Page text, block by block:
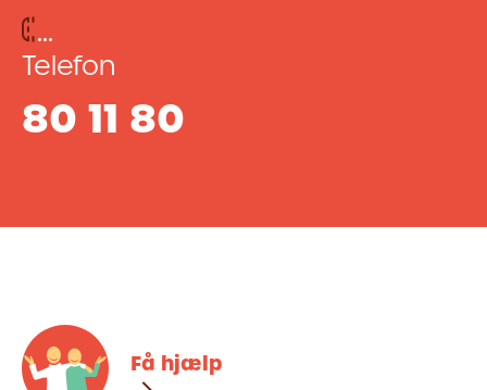
Telefon
80 11 80
Få hjælp